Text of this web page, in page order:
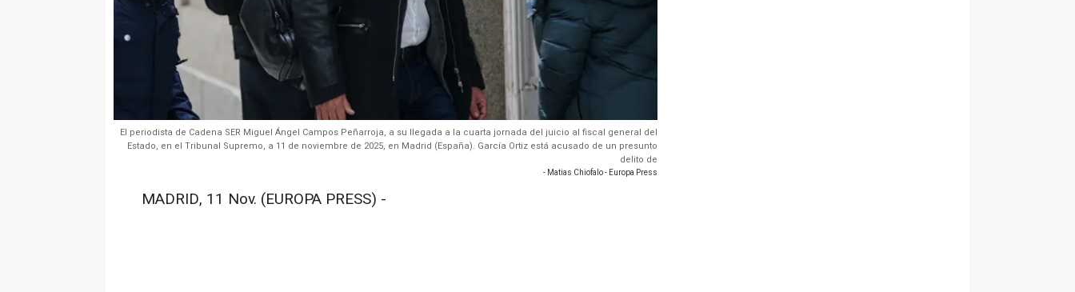
El periodista de Cadena SER Miguel Ángel Campos Peñarroja, a su llegada a la cuarta jornada del juicio al fiscal general del
Estado, en el Tribunal Supremo, a 11 de noviembre de 2025, en Madrid (España). García Ortiz está acusado de un presunto
delito de
- Matias Chiofalo - Europa Press
MADRID, 11 Nov. (EUROPA PRESS) -